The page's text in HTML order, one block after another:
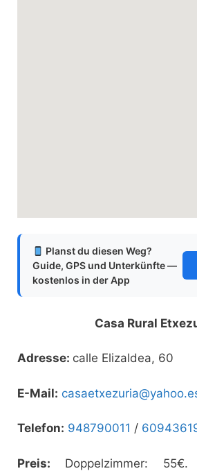
Planst du diesen Weg?
Guide, GPS und Unterkünfte —
kostenlos in der App
Casa Rural
Adresse: calle Elizaldea, 60
E-Mail:
Telefon: 948790011 /
Preis: Doppelzimmer: 55€.